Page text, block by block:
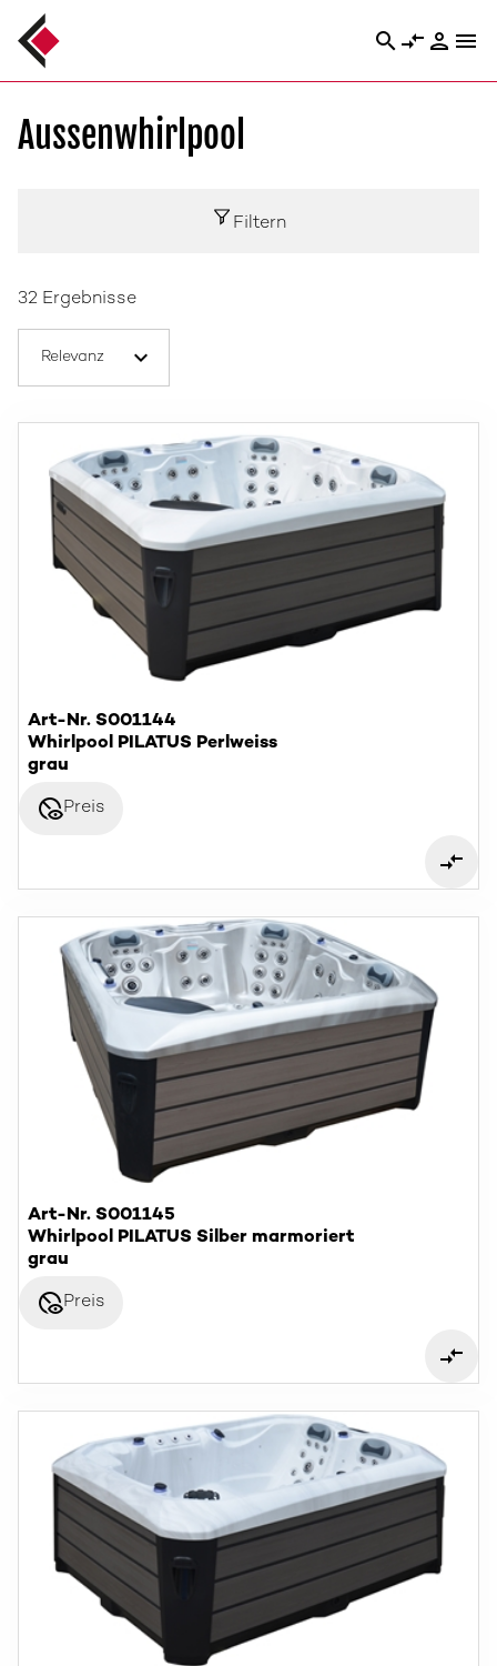
search compare_arrows person menu
Aussenwhirlpool
Filtern
32 Ergebnisse
Art-Nr. S001144
Whirlpool PILATUS Perlweiss
grau
disabled_visiblePreis
Art-Nr. S001145
Whirlpool PILATUS Silber marmoriert
grau
disabled_visiblePreis